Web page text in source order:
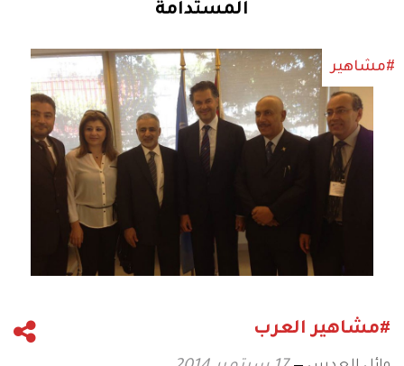
المستدامة
#مشاهير
#مشاهير العرب